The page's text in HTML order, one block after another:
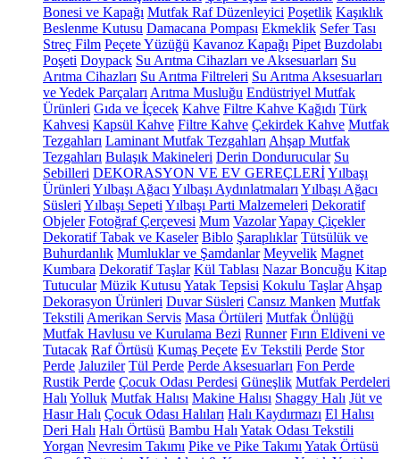
Bonesi ve Kapağı Mutfak Raf Düzenleyici Poşetlik Kaşıklık
Beslenme Kutusu Damacana Pompası Ekmeklik Sefer Tası
Streç Film Peçete Yüzüğü Kavanoz Kapağı Pipet Buzdolabı
Poşeti Doypack Su Arıtma Cihazları ve Aksesuarları Su
Arıtma Cihazları Su Arıtma Filtreleri Su Arıtma Aksesuarları
ve Yedek Parçaları Arıtma Musluğu Endüstriyel Mutfak
Ürünleri Gıda ve İçecek Kahve Filtre Kahve Kağıdı Türk
Kahvesi Kapsül Kahve Filtre Kahve Çekirdek Kahve Mutfak
Tezgahları Laminant Mutfak Tezgahları Ahşap Mutfak
Tezgahları Bulaşık Makineleri Derin Dondurucular Su
Sebilleri DEKORASYON VE EV GEREÇLERİYılbaşı
Ürünleri Yılbaşı Ağacı Yılbaşı Aydınlatmaları Yılbaşı Ağacı
Süsleri Yılbaşı Sepeti Yılbaşı Parti Malzemeleri Dekoratif
Objeler Fotoğraf Çerçevesi Mum VazolarYapay Çiçekler
Dekoratif Tabak ve Kaseler Biblo Şaraplıklar Tütsülük ve
Buhurdanlık Mumluklar ve Şamdanlar Meyvelik Magnet
Kumbara Dekoratif Taşlar Kül Tablası Nazar Boncuğu Kitap
Tutucular Müzik Kutusu Yatak Tepsisi Kokulu Taşlar Ahşap
Dekorasyon Ürünleri Duvar Süsleri Cansız Manken Mutfak
Tekstili Amerikan Servis Masa Örtüleri Mutfak Önlüğü
Mutfak Havlusu ve Kurulama Bezi Runner Fırın Eldiveni ve
Tutacak Raf Örtüsü Kumaş Peçete Ev Tekstili Perde Stor
Perde Jaluziler Tül Perde Perde Aksesuarları Fon Perde
Rustik Perde Çocuk Odası Perdesi Güneşlik Mutfak Perdeleri
Halı Yolluk Mutfak Halısı Makine Halısı Shaggy Halı Jüt ve
Hasır Halı Çocuk Odası Halıları Halı Kaydırmazı El Halısı
Deri Halı Halı Örtüsü Bambu Halı Yatak Odası Tekstili
Yorgan Nevresim Takımı Pike ve Pike Takımı Yatak Örtüsü